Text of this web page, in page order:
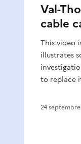
Val-
cable
This video
illustrates
to replace
24